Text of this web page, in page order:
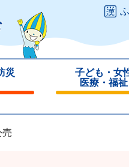
災
子ども・女
医療・福祉
じ
売